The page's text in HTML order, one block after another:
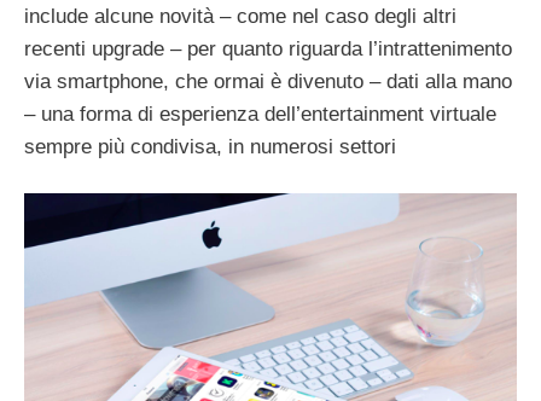
include alcune novità – come nel caso degli altri
recenti upgrade – per quanto riguarda l’intrattenimento
via smartphone, che ormai è divenuto – dati alla mano
– una forma di esperienza dell’entertainment virtuale
sempre più condivisa, in numerosi settori